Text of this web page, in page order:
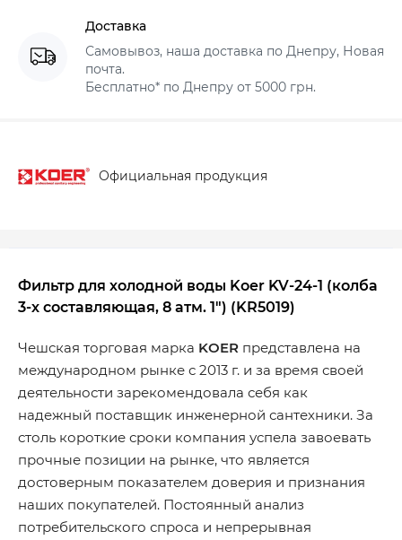
Доставка
Самовывоз, наша доставка по Днепру, Новая
почта.
Бесплатно* по Днепру от 5000 грн.
Официальная продукция
Фильтр для холодной воды Koer KV-24-1 (колба
3-х составляющая, 8 атм. 1") (KR5019)
Чешская торговая марка KOER представлена ​​на
международном рынке с 2013 г. и за время своей
деятельности зарекомендовала себя как
надежный поставщик инженерной сантехники. За
столь короткие сроки компания успела завоевать
прочные позиции на рынке, что является
достоверным показателем доверия и признания
наших покупателей. Постоянный анализ
потребительского спроса и непрерывная